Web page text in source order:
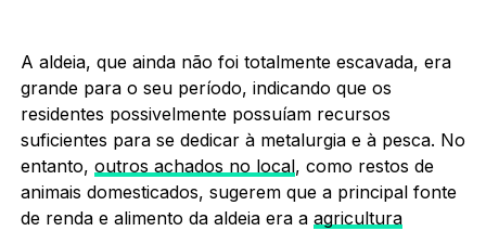
A aldeia, que ainda não foi totalmente escavada, era
grande para o seu período, indicando que os
residentes possivelmente possuíam recursos
suficientes para se dedicar à metalurgia e à pesca. No
entanto, outros achados no local, como restos de
animais domesticados, sugerem que a principal fonte
de renda e alimento da aldeia era a agricultura